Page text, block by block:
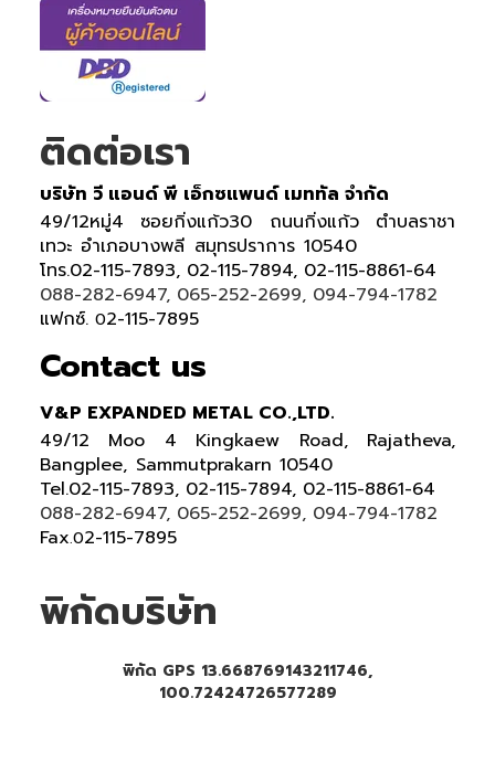
ติดต่อเรา
บริษัท วี แอนด์ พี เอ็กซแพนด์ เมททัล จำกัด
49/12หมู่4 ซอยกิ่งแก้ว30 ถนนกิ่งแก้ว ตำบลราชา
เทวะ อำเภอบางพลี สมุทรปราการ 10540
โทร.02-115-7893, 02-115-7894, 02-115-8861-64
088-282-6947, 065-252-2699, 094-794-1782
แฟกซ์. 02-115-7895
Contact us
V&P EXPANDED METAL CO.,LTD.
49/12 Moo 4 Kingkaew Road, Rajatheva,
Bangplee, Sammutprakarn 10540
Tel.02-115-7893, 02-115-7894, 02-115-8861-64
088-282-6947, 065-252-2699, 094-794-1782
Fax.02-115-7895
พิกัดบริษัท
พิกัด GPS 13.668769143211746,
100.72424726577289